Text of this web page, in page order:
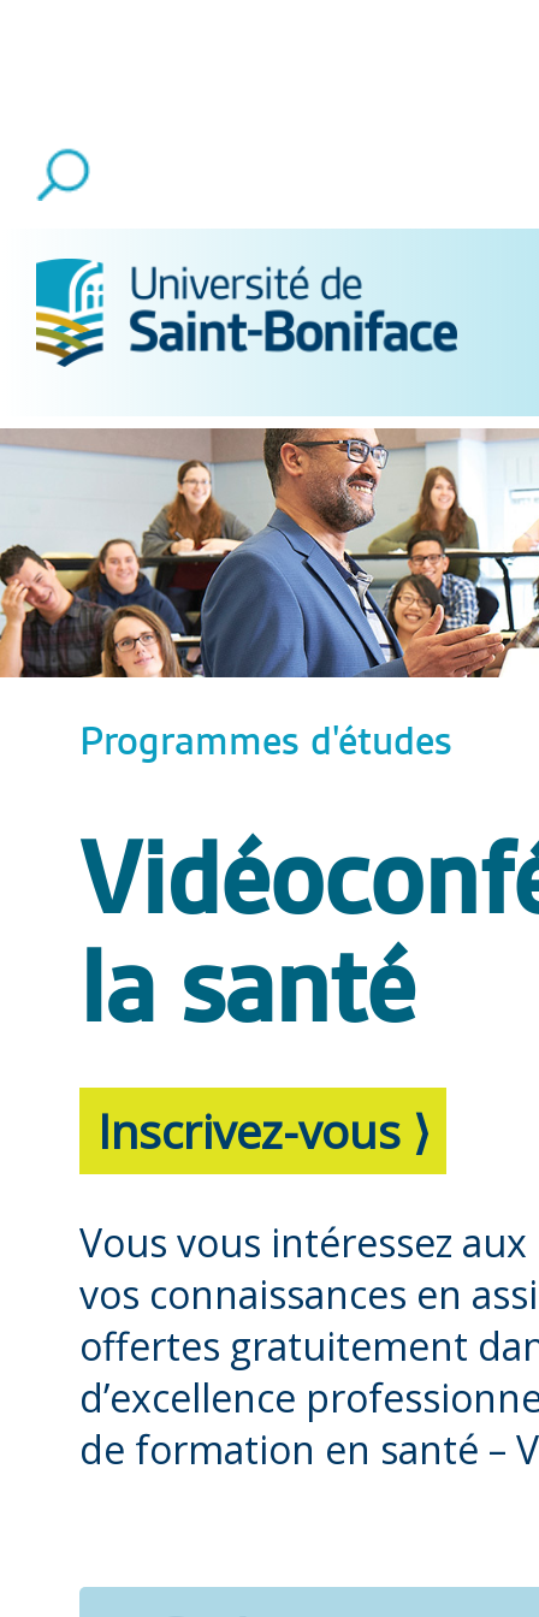
Programmes d'études
la santé
Inscrivez-vous ⟩
Vous vous intéressez
vos connaissances en
offertes gratuitement
d’excellence
de formation en santé –